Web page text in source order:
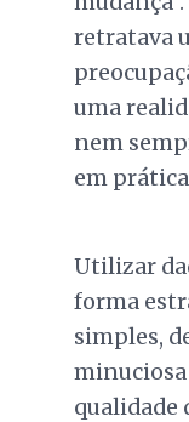
retratava
uma
nem
em
Utilizar
forma
simples,
qualidade